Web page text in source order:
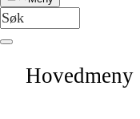
Hovedmeny